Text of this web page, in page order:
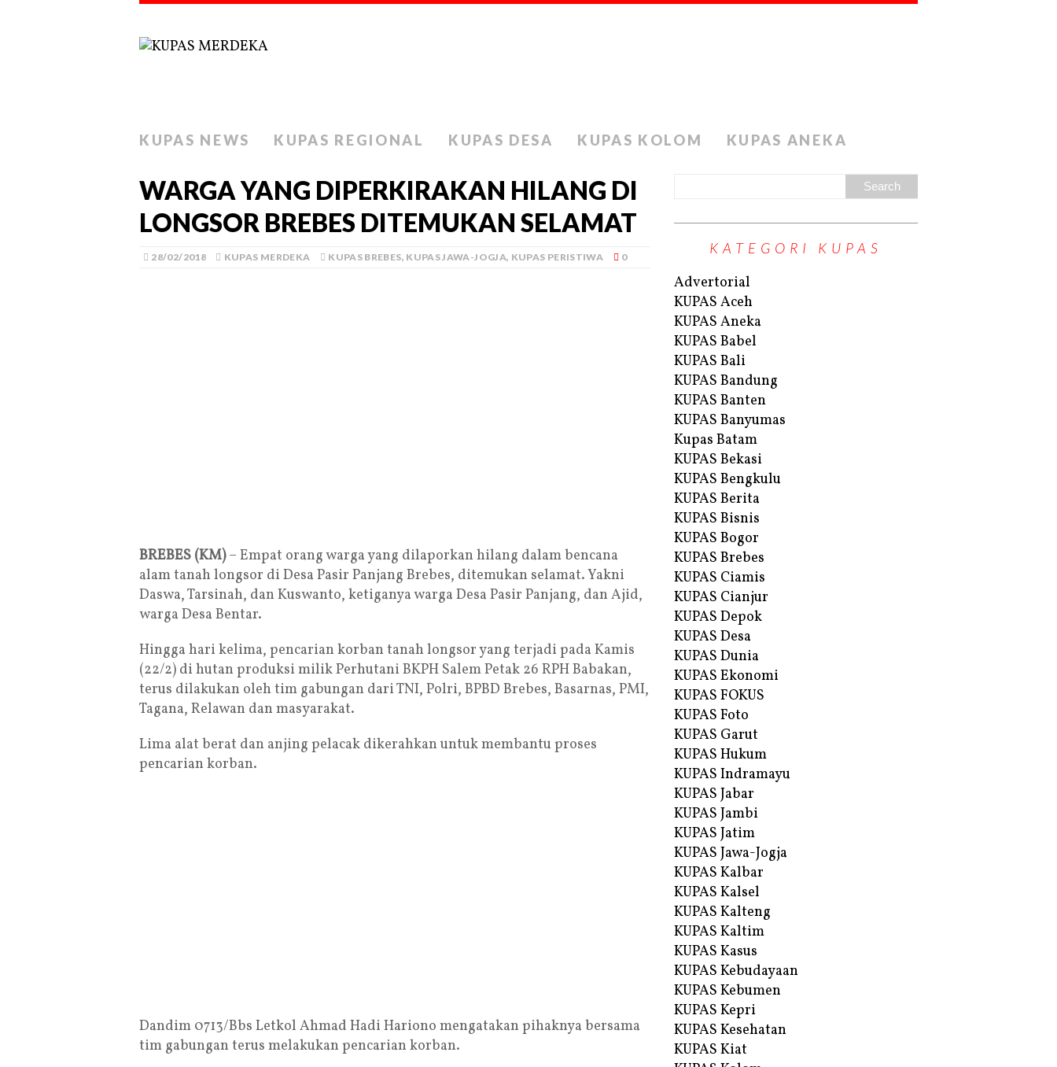
KUPAS NEWS KUPAS REGIONAL KUPAS DESA KUPAS KOLOM KUPAS ANEKA
WARGA YANG DIPERKIRAKAN HILANG DI
LONGSOR BREBES DITEMUKAN SELAMAT
28/02/2018 KUPAS MERDEKA KUPAS BREBES, KUPAS JAWA-JOGJA, KUPAS PERISTIWA 0
BREBES (KM)– Empat orang warga yang dilaporkan hilang dalam bencana
alam tanah longsor di Desa Pasir Panjang Brebes, ditemukan selamat. Yakni
Daswa, Tarsinah, dan Kuswanto, ketiganya warga Desa Pasir Panjang, dan Ajid,
warga Desa Bentar.
Hingga hari kelima, pencarian korban tanah longsor yang terjadi pada Kamis
(22/2) di hutan produksi milik Perhutani BKPH Salem Petak 26 RPH Babakan,
terus dilakukan oleh tim gabungan dari TNI, Polri, BPBD Brebes, Basarnas, PMI,
Tagana, Relawan dan masyarakat.
Lima alat berat dan anjing pelacak dikerahkan untuk membantu proses
pencarian korban.
Dandim 0713/Bbs Letkol Ahmad Hadi Hariono mengatakan pihaknya bersama
tim gabungan terus melakukan pencarian korban.
KATEGORI KUPAS
Advertorial
KUPAS Aceh
KUPAS Aneka
KUPAS Babel
KUPAS Bali
KUPAS Bandung
KUPAS Banten
KUPAS Banyumas
Kupas Batam
KUPAS Bekasi
KUPAS Bengkulu
KUPAS Berita
KUPAS Bisnis
KUPAS Bogor
KUPAS Brebes
KUPAS Ciamis
KUPAS Cianjur
KUPAS Depok
KUPAS Desa
KUPAS Dunia
KUPAS Ekonomi
KUPAS FOKUS
KUPAS Foto
KUPAS Garut
KUPAS Hukum
KUPAS Indramayu
KUPAS Jabar
KUPAS Jambi
KUPAS Jatim
KUPAS Jawa-Jogja
KUPAS Kalbar
KUPAS Kalsel
KUPAS Kalteng
KUPAS Kaltim
KUPAS Kasus
KUPAS Kebudayaan
KUPAS Kebumen
KUPAS Kepri
KUPAS Kesehatan
KUPAS Kiat